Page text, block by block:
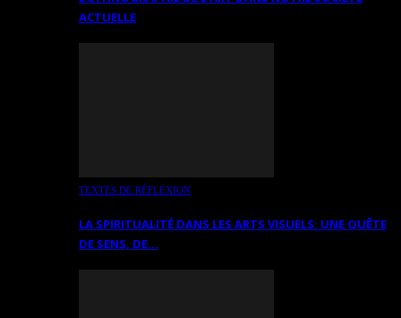
ACTUELLE
TEXTES DE RÉFLEXION
LA SPIRITUALITÉ DANS LES ARTS VISUELS: UNE QUÊTE
DE SENS, DE…